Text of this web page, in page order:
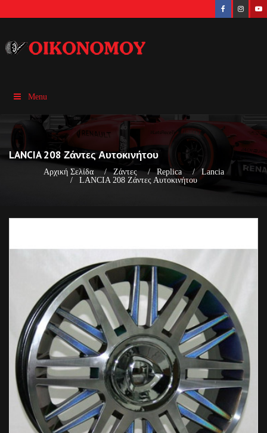
Menu
LANCIA 208 Ζάντες Αυτοκινήτου
Αρχική Σελίδα Ζάντες Replica
Lancia
LANCIA 208 Ζάντες Αυτοκινήτου